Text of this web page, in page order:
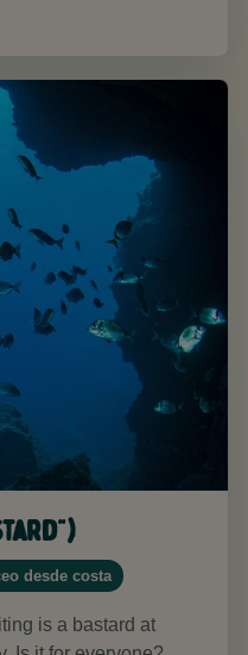
desde costa
is a bastard at